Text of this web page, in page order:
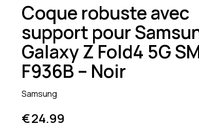
Coque robuste avec
support pour
Galaxy Z Fold4 5G
F936B – Noir
Samsung
€24.99